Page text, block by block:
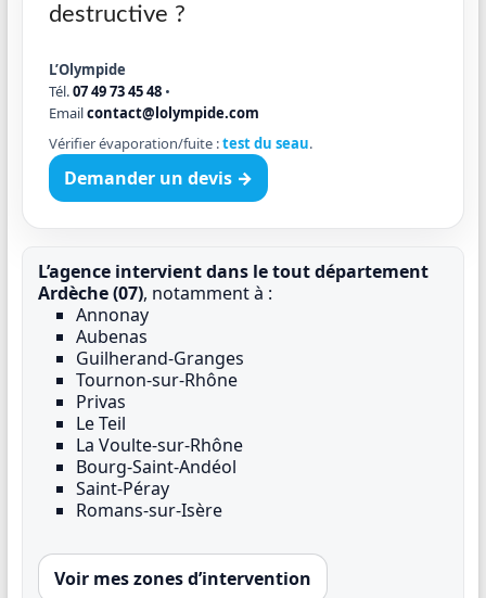
destructive ?
L’Olympide
Tél.07 49 73 45 48•
Emailcontact@lolympide.com
Vérifier évaporation/fuite :test du seau.
Demander un devis →
L’agence intervient dans le tout département
Ardèche (07), notamment à :
Annonay
Aubenas
Guilherand-Granges
Tournon-sur-Rhône
Privas
Le Teil
La Voulte-sur-Rhône
Bourg-Saint-Andéol
Saint-Péray
Romans-sur-Isère
Voir mes zones d’intervention